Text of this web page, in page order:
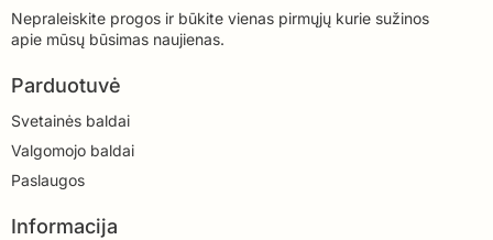
Nepraleiskite progos ir būkite vienas pirmųjų kurie sužinos
apie mūsų būsimas naujienas.
Parduotuvė
Svetainės baldai
Valgomojo baldai
Paslaugos
Informacija